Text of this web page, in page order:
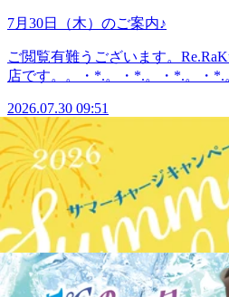
ます。。・*.。・*.。・*.。・*.。
*.。・*こんにちは。本日ブログ
い日が続きますね。いかがお過ご
月位…そろそろお疲れを感じるこ
の暑さで寝苦しかったり、また冷
り自律神経も乱れがちです。この
「巡り」を良くしていきたいで
ます(^_-)-☆ぜひお越しください
さい♪・*.。・*.。・*.。・*.。・
*『肩甲骨ケア&amp;骨盤ストレ
系ボディケア♪〈営業時間〉終日
最終受付)〈住所〉日野市多摩平2-
森3FRe.Ra.Ku イオンモール多摩
央線豊田駅から徒歩5分八王子駅
7月30日（木）のご案内♪
ご閲覧有難うございます。
店です。。・*.。・*.。・*.。・*.
空きがございます。11:00--21:00
ます。。・*.。・*.。・*.。・*.
*.。・*こんにちは。本日ブログ
い日が続きますね。いかがお過
月位…そろそろお疲れを感じるこ
の暑さで寝苦しかったり、また冷
り自律神経も乱れがちです。この
「巡り」を良くしていきたいです
ます(^_-)-☆ぜひお越しください
さい♪・*.。・*.。・*.。・*.。・
2026.07.30 09:51
2026
07.29
10:10
7月29日(水)のご案内♪
ご閲覧有難うございます。